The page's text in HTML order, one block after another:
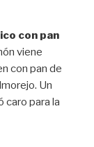
con pan
viene
con pan de
Un
caro para la